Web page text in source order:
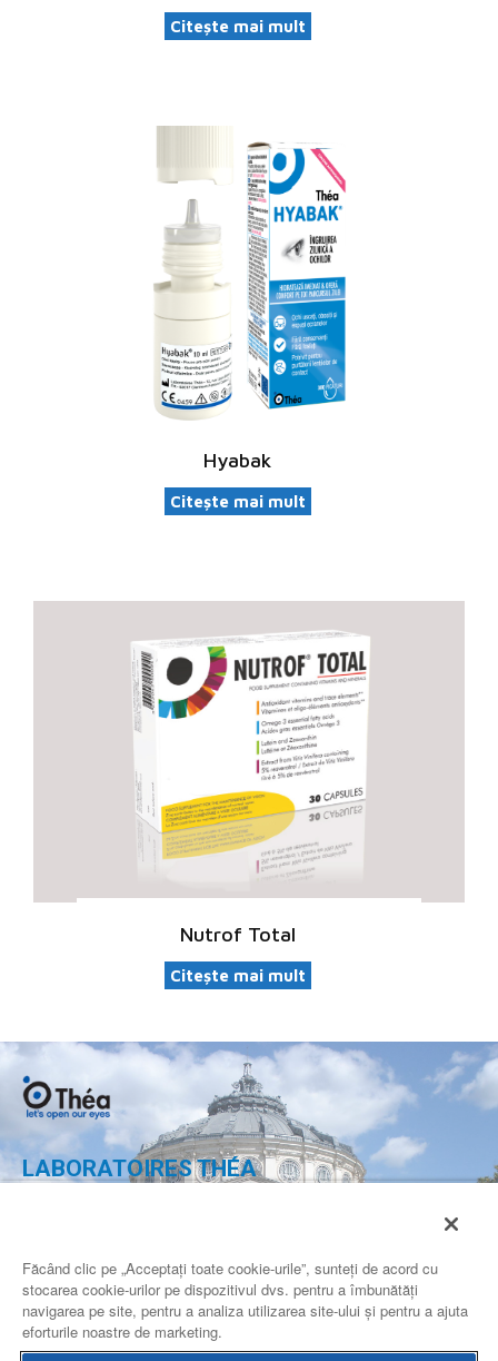
Citește mai mult
Hyabak
Citește mai mult
Nutrof Total
Citește mai mult
LABORATOIRES THÉA
Sector 5 Bucuresti
ROMANIA
CONTACTEAZA-NE
Făcând clic pe „Acceptați toate cookie-urile”, sunteți de acord cu
stocarea cookie-urilor pe dispozitivul dvs. pentru a îmbunătăți
navigarea pe site, pentru a analiza utilizarea site-ului și pentru a ajuta
eforturile noastre de marketing.